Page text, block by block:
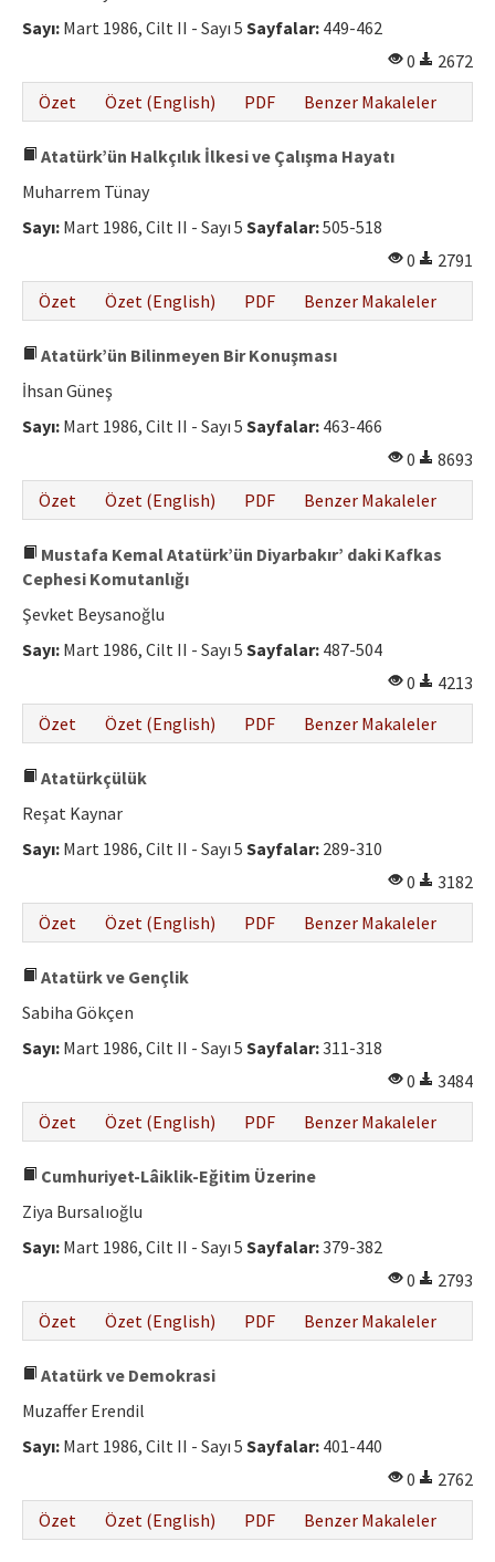
Sayı: Mart 1986, Cilt II - Sayı 5 Sayfalar: 449-462
0
2672
Özet
Özet (English) PDF Benzer Makaleler
Atatürk’ün Halkçılık İlkesi ve Çalışma Hayatı
Muharrem Tünay
Sayı: Mart 1986, Cilt II - Sayı 5 Sayfalar:505-518
0
2791
Özet
Özet (English) PDF Benzer Makaleler
Atatürk’ün Bilinmeyen Bir Konuşması
İhsan Güneş
Sayı: Mart 1986, Cilt II - Sayı 5 Sayfalar: 463-466
0
8693
Özet
Özet (English) PDF Benzer Makaleler
Mustafa Kemal Atatürk’ün Diyarbakır’ daki Kafkas
Cephesi Komutanlığı
Şevket Beysanoğlu
Sayı: Mart 1986, Cilt II - Sayı 5 Sayfalar: 487-504
0
4213
Özet
Özet (English) PDF Benzer Makaleler
Atatürkçülük
Reşat Kaynar
Sayı: Mart 1986, Cilt II - Sayı 5 Sayfalar: 289-310
0
3182
Özet
Özet (English) PDF Benzer Makaleler
Atatürk ve Gençlik
Sabiha Gökçen
Sayı: Mart 1986, Cilt II - Sayı 5 Sayfalar:311-318
0
3484
Özet
Özet (English) PDF Benzer Makaleler
Cumhuriyet-Lâiklik-Eğitim Üzerine
Ziya Bursalıoğlu
Sayı: Mart 1986, Cilt II - Sayı 5 Sayfalar:379-382
0
2793
Özet
Özet (English) PDF Benzer Makaleler
Atatürk ve Demokrasi
Muzaffer Erendil
Sayı: Mart 1986, Cilt II - Sayı 5 Sayfalar: 401-440
0
2762
Özet
Özet (English) PDF Benzer Makaleler